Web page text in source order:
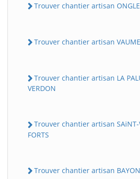
Trouver chantier artisan
Trouver chantier artisan
Trouver chantier artisan LA
VERDON
Trouver chantier artisan SAiNT-
FORTS
Trouver chantier artisan